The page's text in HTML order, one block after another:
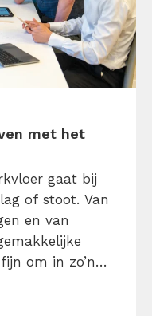
met het
gaat bij
of stoot. Van
en van
om in zo’n
Volg je deze